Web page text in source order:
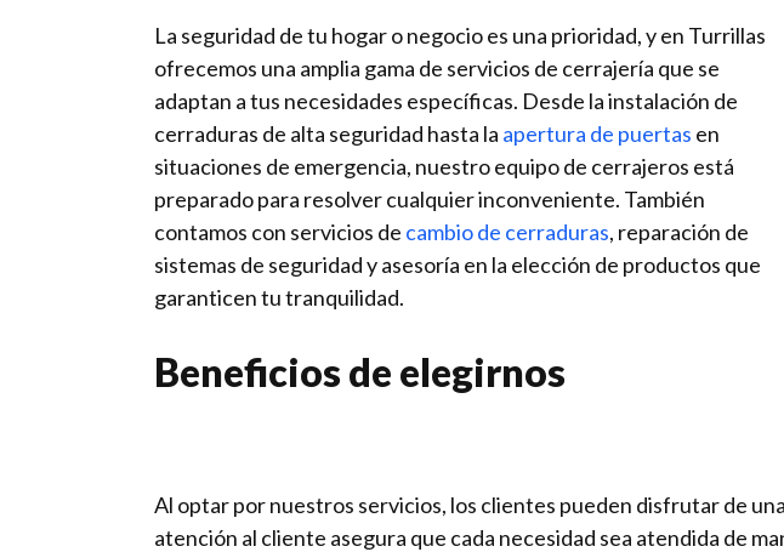
La seguridad de tu hogar o negocio es una prioridad, y en Turrillas
ofrecemos una amplia gama de servicios de cerrajería que se
adaptan a tus necesidades específicas. Desde la instalación de
cerraduras de alta seguridad hasta la apertura de puertas en
situaciones de emergencia, nuestro equipo de cerrajeros está
preparado para resolver cualquier inconveniente. También
contamos con servicios de cambio de cerraduras, reparación de
sistemas de seguridad y asesoría en la elección de productos que
garanticen tu tranquilidad.
Beneficios de elegirnos
Al optar por nuestros servicios, los clientes pueden disfrutar de
atención al cliente asegura que cada necesidad sea atendida de